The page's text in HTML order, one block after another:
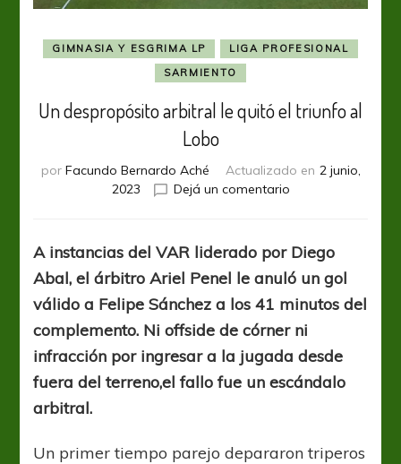
GIMNASIA Y ESGRIMA LP
LIGA PROFESIONAL
SARMIENTO
Un despropósito arbitral le quitó el triunfo al
Lobo
por Facundo Bernardo Aché Actualizado en 2 junio,
2023
Dejá un comentarioen
arbitral
le
quitó
el
al
Lobo
A instancias del VAR liderado por Diego
Abal, el árbitro Ariel Penel le anuló un gol
válido a Felipe Sánchez a los 41 minutos del
complemento. Ni offside de córner ni
infracción por ingresar a la jugada desde
fuera del terreno,el fallo fue un escándalo
arbitral.
Un primer tiempo parejo depararon triperos